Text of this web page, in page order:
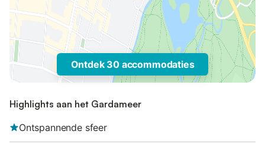
Ontdek 30 accommodaties
Highlights aan het Gardameer
Ontspannende sfeer